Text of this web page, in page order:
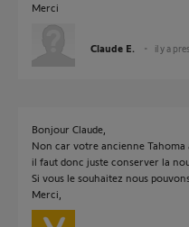
Merci
Claude E. il y a
Bonjour Claude,
Non car votre ancienne Tahoma
il faut donc juste conserver la
Si vous le souhaitez nous
Merci,